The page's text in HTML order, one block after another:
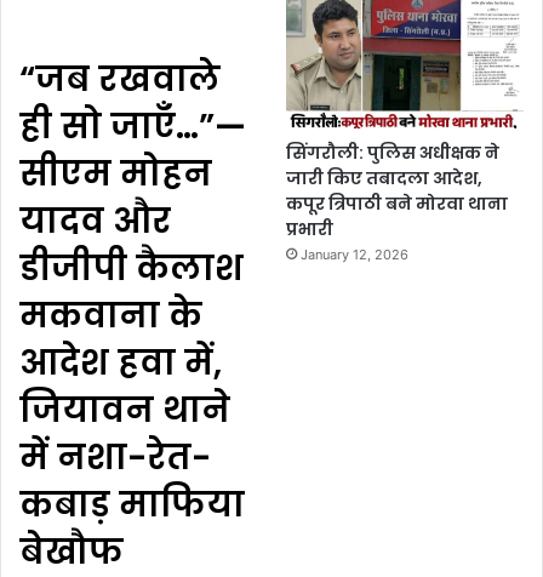
“जब रखवाले
ही सो जाएँ…”—
सीएम मोहन
यादव और
डीजीपी कैलाश
मकवाना के
आदेश हवा में,
जियावन थाने
में नशा-रेत-
कबाड़ माफिया
बेखौफ
सिंगरौली: पुलिस अधीक्षक ने
जारी किए तबादला आदेश,
कपूर त्रिपाठी बने मोरवा थाना
प्रभारी
January 12, 2026